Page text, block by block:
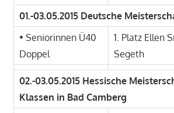
01.-03.05.2015 Deutsche
• Seniorinnen Ü40
Doppel
1. Platz Ellen
Segeth
02.-03.05.2015 Hessische
Klassen in Bad Camberg